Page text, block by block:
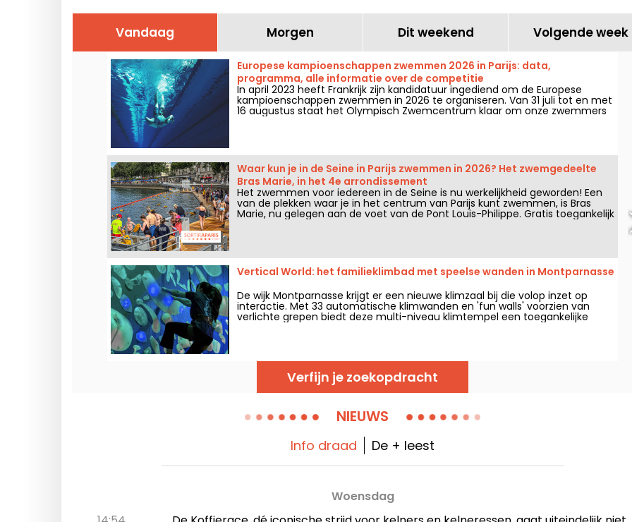
Vandaag Morgen Dit weekend Volgende week
Europese kampioenschappen zwemmen 2026 in Parijs: data,
programma, alle informatie over de competitie
In april 2023 heeft Frankrijk zijn kandidatuur ingediend om de Europese
kampioenschappen zwemmen in 2026 te organiseren. Van 31 juli tot en met
16 augustus staat het Olympisch Zwemcentrum klaar om onze zwemmers
Waar kun je in de Seine in Parijs zwemmen in 2026? Het zwemgedeelte
Bras Marie, in het 4e arrondissement
Het zwemmen voor iedereen in de Seine is nu werkelijkheid geworden! Een
van de plekken waar je in het centrum van Parijs kunt zwemmen, is Bras
Marie, nu gelegen aan de voet van de Pont Louis-Philippe. Gratis toegankelijk
Vertical World: het familieklimbad met speelse wanden in Montparnasse
De wijk Montparnasse krijgt er een nieuwe klimzaal bij die volop inzet op
interactie. Met 33 automatische klimwanden en 'fun walls' voorzien van
verlichte grepen biedt deze multi-niveau klimtempel een toegankelijke
Verfijn je zoekopdracht
NIEUWS
Info draad De + leest
Woensdag